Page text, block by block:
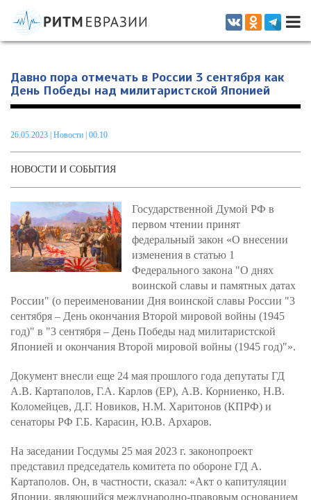
Информационно-аналитическое издание, посвященное актуальным
проблемам интеграции на постсоветском пространстве
Давно пора отмечать в России 3 сентября как
День Победы над милитаристской Японией
26.05.2023 Новости | 00.10
НОВОСТИ И СОБЫТИЯ
Государственной Думой РФ в
первом чтении принят
федеральный закон «О внесении
изменения в статью 1
Федерального закона "О днях
воинской славы и памятных датах
России" (о переименовании Дня воинской славы России "3
сентября – День окончания Второй мировой войны (1945
год)" в "3 сентября – День Победы над милитаристской
Японией и окончания Второй мировой войны (1945 год)"».
Документ внесли еще 24 мая прошлого года депутаты ГД
А.В. Картаполов, Г.А. Карлов (ЕР), А.В. Корниенко, Н.В.
Коломейцев, Д.Г. Новиков, Н.М. Харитонов (КПРФ) и
сенаторы РФ Г.Б. Карасин, Ю.В. Архаров.
На заседании Госдумы 25 мая 2023 г. законопроект
представил председатель комитета по обороне ГД А.
Картаполов. Он, в частности, сказал: «Акт о капитуляции
Японии, являющийся международно-правовым основанием